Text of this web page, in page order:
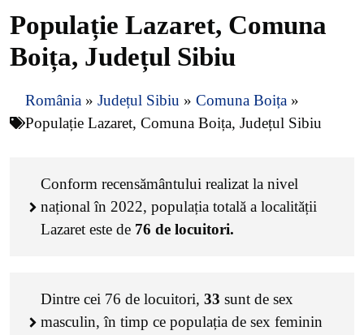
Populație Lazaret, Comuna
Boița, Județul Sibiu
România » Județul Sibiu » Comuna Boița »
Populație Lazaret, Comuna Boița, Județul Sibiu
Conform recensământului realizat la nivel
național în 2022, populația totală a localității
Lazaret este de 76 de locuitori.
Dintre cei 76 de locuitori, 33 sunt de sex
masculin, în timp ce populația de sex feminin